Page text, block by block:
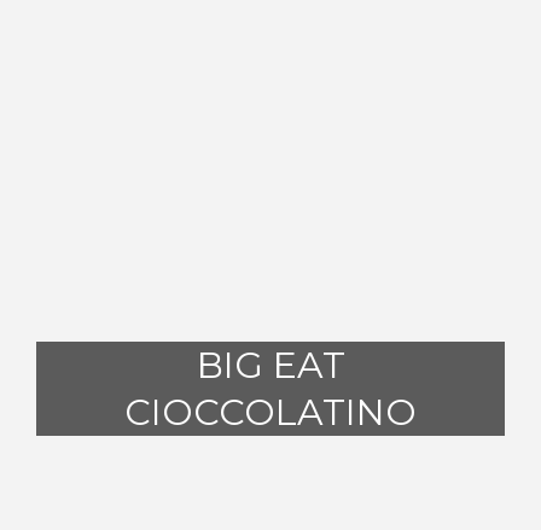
BIG EAT
CIOCCOLATINO